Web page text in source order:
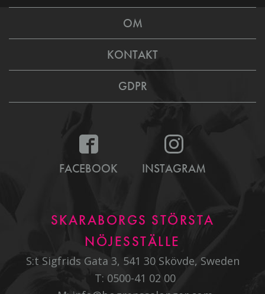
OM
KONTAKT
GDPR
FACEBOOK INSTAGRAM
SKARABORGS STÖRSTA
NÖJESSTÄLLE
S:t Sigfrids Gata 3, 541 30 Skövde, Sweden
T: 0500-41 02 00